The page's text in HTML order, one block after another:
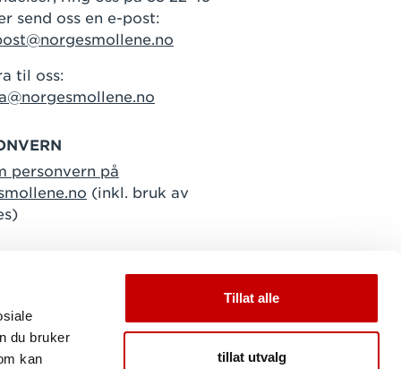
du bruker
kan
Tillat alle
tillat utvalg
send oss en e-post:
til oss:
personvern på
(inkl. bruk av